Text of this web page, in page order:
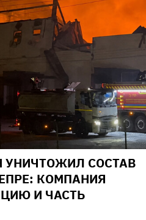
УНИЧТОЖИЛ СОСТАВ
КОМПАНИЯ
И ЧАСТЬ